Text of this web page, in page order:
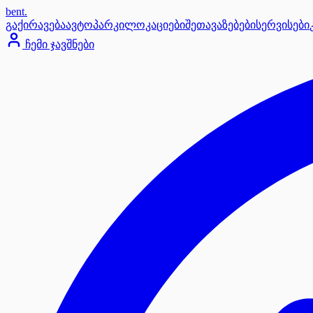
bent.
გაქირავებაავტოპარკილოკაციებიშეთავაზებებისერვისები
ჩემი ჯავშნები